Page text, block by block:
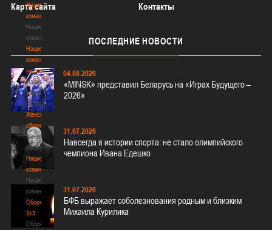
Национальная
команда
Национальная
команда
Национальная
команда
(история)
Национальная
команда
(история)
Женские
сборные
Женские
сборные
Национальная
команда
Национальная
команда
Сборные
3х3
Сборные
Карта сайта
Контакты
ПОСЛЕДНИЕ НОВОСТИ
04.08.2026
«MINSK» представил Беларусь на «Играх Будущего –
2026»
31.07.2026
Навсегда в истории спорта: не стало олимпийского
чемпиона Ивана Едешко
31.07.2026
БФБ выражает соболезнования родным и близким
Михаила Курилика